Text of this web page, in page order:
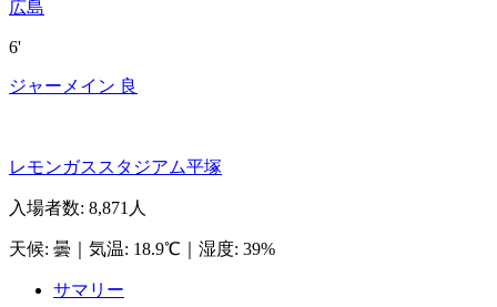
広島
6'
ジャーメイン 良
レモンガススタジアム平塚
入場者数: 8,871人
天候: 曇 気温: 18.9℃ 湿度: 39%
サマリー